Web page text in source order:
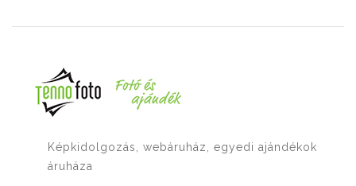
Képkidolgozás, webáruház, egyedi ajándékok
áruháza